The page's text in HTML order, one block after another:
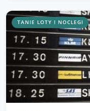
TANIE LOTY I NOCLEGI